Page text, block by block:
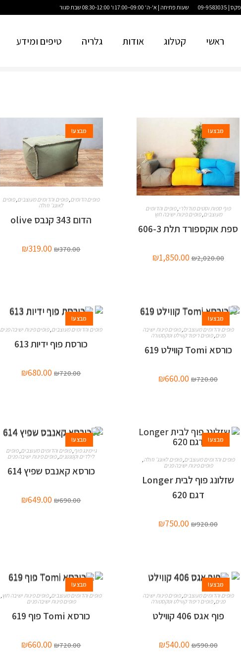
פקס | 09-9583035 שעות פתיחה | א'-ה' 09:00–17:00 ו' 08:30-12:00 שבת סגור
ראשי קטלוג אודות גלריה טיפים ומידע
מבצע!
פוף ספות וסטים מודולרי ,פופים והדומים
מעוצבים ,פופים פינות ישיבה חוץ
ספת אוקספורד תלת 606-3
₪2,020.00
₪1,850.00
מבצע!
פופים הדומים,פופים והדומים מעוצבים,פופים
לאונג' וזולה
הדום 343 קנבס olive
₪370.00
₪319.00
מבצע!
פופים והדומים מעוצבים ,פופים פינות ישיבה
פנים ,פופים ריפוד קווילט וטקסטורה
כורסא Tomi קווילט 619
₪720.00
₪660.00
מבצע!
פופים והדומים מעוצבים ,פופים פינות ישיבה פנים
כורסת פוף ידיות 613
₪720.00
₪680.00
מבצע!
פופים והדומים מעוצבים ,פופים לאונג' וזולה
פופים פינות ישיבה פנים
שזלונג פוף לבית Longer
דגם 620
₪920.00
₪750.00
מבצע!
גיימינג פוף ,פופים והדומים מעוצבים ,פופים
לילדים וקטנטנים ,פופים פינות ישיבה פנים
כורסא קאנבס שפיץ 614
₪690.00
₪649.00
מבצע!
פופים והדומים מעוצבים ,פופים פינות ישיבה
פנים ,פופים ריפוד קווילט וטקסטורה
פוף אגס 406 קווילט
₪590.00
₪540.00
מבצע!
פופים והדומים מעוצבים ,פופים פינות ישיבה חוץ
פופים פינות ישיבה פנים
כורסא Tomi פוף 619
₪720.00
₪660.00